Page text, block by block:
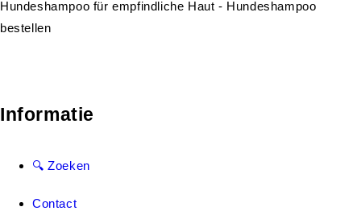
Informatie
🔍 Zoeken
Contact